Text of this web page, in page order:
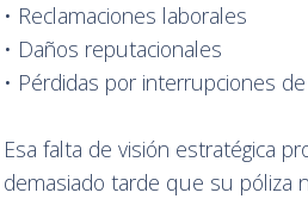
• Reclamaciones laborales
• Daños reputacionales
• Pérdidas por interrupciones
Esa falta de visión estratégica
demasiado tarde que su póliza